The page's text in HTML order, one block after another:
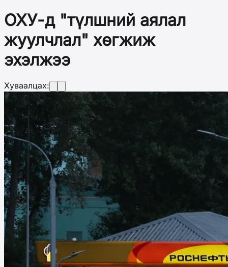
ОХУ-д "түлшний аялал
жуулчлал" хөгжиж
эхэлжээ
Хуваалцах: